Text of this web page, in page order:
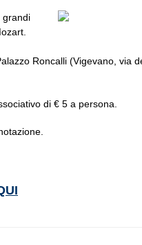
grandi
Roncalli (Vigevano, via
di € 5 a persona.